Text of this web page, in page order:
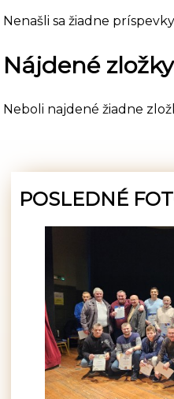
Nenašli sa žiadne príspevky
Nájdené zložky
Neboli najdené žiadne
POSLEDNÉ